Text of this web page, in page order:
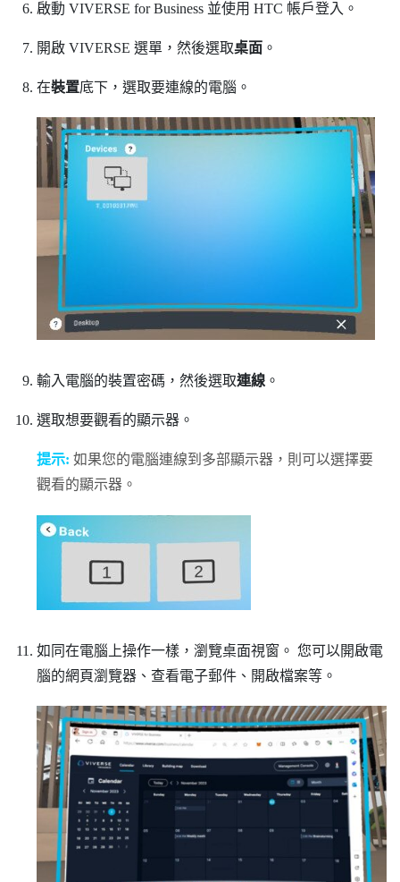
啟動 VIVERSE for Business並使用 HTC 帳戶登入。
開啟 VIVERSE 選單，然後選取桌面。
在裝置底下，選取要連線的電腦。
輸入電腦的裝置密碼，然後選取連線。
選取想要觀看的顯示器。
提示: 如果您的電腦連線到多部顯示器，則可以選擇要
觀看的顯示器。
如同在電腦上操作一樣，瀏覽桌面視窗。 您可以開啟電
腦的網頁瀏覽器、查看電子郵件、開啟檔案等。